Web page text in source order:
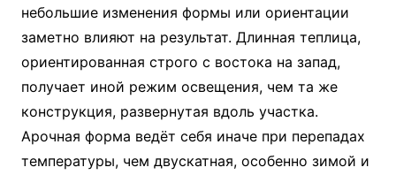
небольшие изменения формы или ориентации
заметно влияют на результат. Длинная теплица,
ориентированная строго с востока на запад,
получает иной режим освещения, чем та же
конструкция, развернутая вдоль участка.
Арочная форма ведёт себя иначе при перепадах
температуры, чем двускатная, особенно зимой и